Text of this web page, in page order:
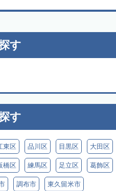
す
す
東区 品川区 目黒区 大田区
橋区 練馬区 足立区 葛飾区
調布市 東久留米市